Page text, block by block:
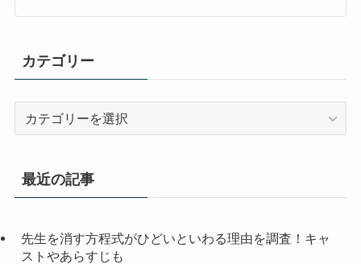
カテゴリー
リ
最近の記事
先生を消す方程式がひどいといわる理由を調査！キャ
ストやあらすじも